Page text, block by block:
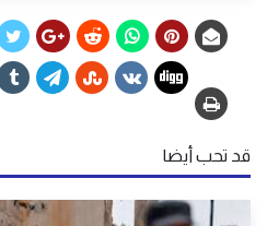
قد تحب أيضا